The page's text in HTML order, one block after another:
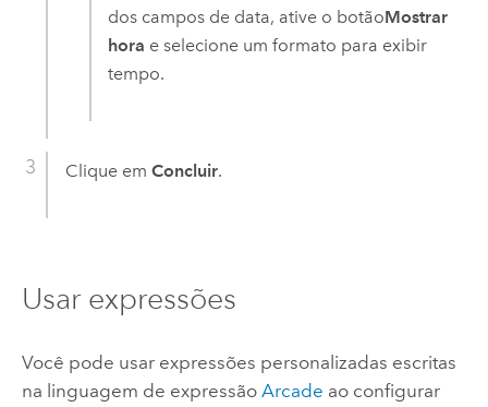
dos campos de data, ative o botãoMostrar
hora e selecione um formato para exibir
tempo.
Clique em Concluir.
Usar expressões
Você pode usar expressões personalizadas escritas
na linguagem de expressão Arcade ao configurar